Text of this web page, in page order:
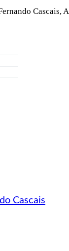
Cascais